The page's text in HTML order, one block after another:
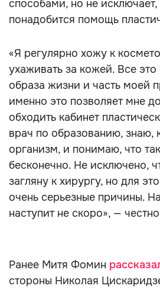
способами, но не
понадобится помощь
«Я регулярно хожу к
ухаживать за кожей. Все
образа жизни и часть моей
именно это позволяет мне
обходить кабинет
врач по образованию, знаю,
организм, и понимаю, что
бесконечно. Не исключено,
загляну к хирургу, но для
очень серьезные причины.
наступит не скоро», —
Ранее Митя Фомин
стороны Николая